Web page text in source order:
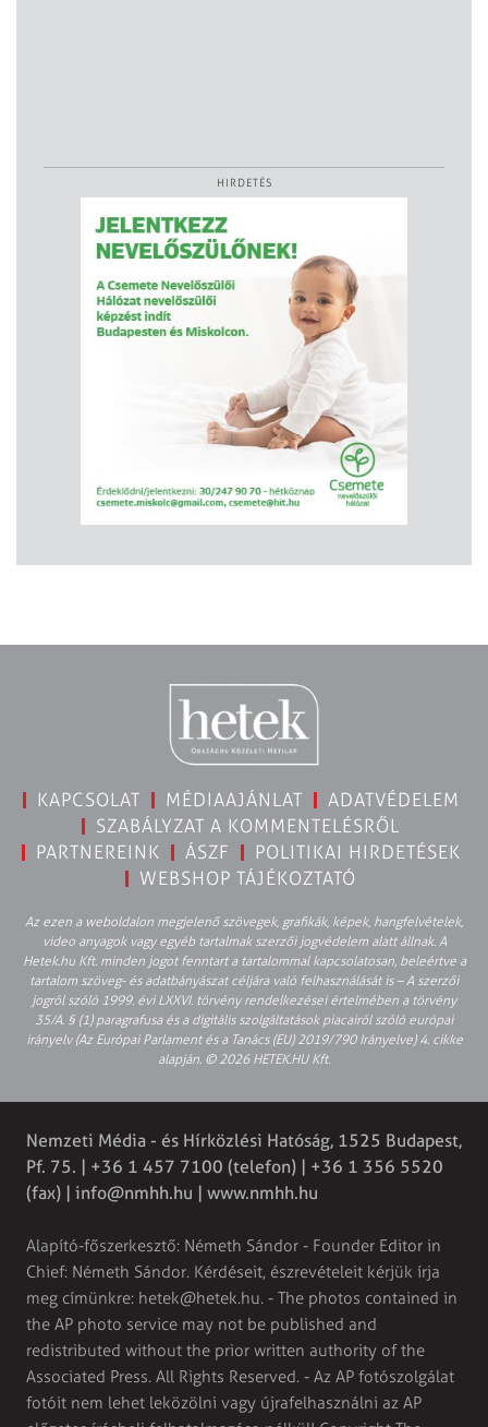
HIRDETÉS
KAPCSOLAT MÉDIAAJÁNLAT
ADATVÉDELEM
SZABÁLYZAT A KOMMENTELÉSRŐL
PARTNEREINK
ÁSZF
POLITIKAI HIRDETÉSEK
WEBSHOP TÁJÉKOZTATÓ
Az ezen a weboldalon megjelenő szövegek, grafikák, képek, hangfelvételek,
video anyagok vagy egyéb tartalmak szerzői jogvédelem alatt állnak. A
Hetek.hu Kft. minden jogot fenntart a tartalommal kapcsolatosan, beleértve a
tartalom szöveg- és adatbányászat céljára való felhasználását is – A szerzői
jogról szóló 1999. évi LXXVI. törvény rendelkezései értelmében a törvény
35/A. § (1) paragrafusa és a digitális szolgáltatások piacairól szóló európai
irányelv (Az Európai Parlament és a Tanács (EU) 2019/790 Irányelve) 4. cikke
alapján. © 2026 HETEK.HU Kft.
Nemzeti Média - és Hírközlési Hatóság, 1525 Budapest,
Pf. 75. | +36 1 457 7100 (telefon) | +36 1 356 5520
(fax) | info@nmhh.hu | www.nmhh.hu
Alapító-főszerkesztő: Németh Sándor - Founder Editor in
Chief: Németh Sándor. Kérdéseit, észrevételeit kérjük írja
meg címünkre: hetek@hetek.hu. - The photos contained in
the AP photo service may not be published and
redistributed without the prior written authority of the
Associated Press. All Rights Reserved. - Az AP fotószolgálat
fotóit nem lehet leközölni vagy újrafelhasználni az AP